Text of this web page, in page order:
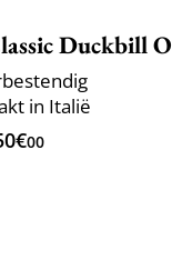
Duckbill Outdoor
in Italië
00